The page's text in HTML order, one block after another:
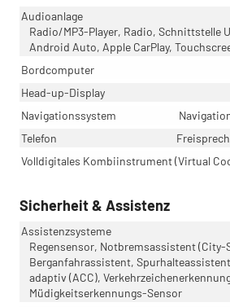
Audioanlage
Radio/MP3-Player, Radio, Schnittstelle
Android Auto, Apple CarPlay,
Bordcomputer
Head-up-Display
Navigationssystem
Telefon
Volldigitales Kombiinstrument (Virtual
Sicherheit & Assistenz
Assistenzsysteme
Regensensor, Notbremsassistent (City-
Berganfahrassistent,
adaptiv (ACC),
Müdigkeitserkennungs-Sensor